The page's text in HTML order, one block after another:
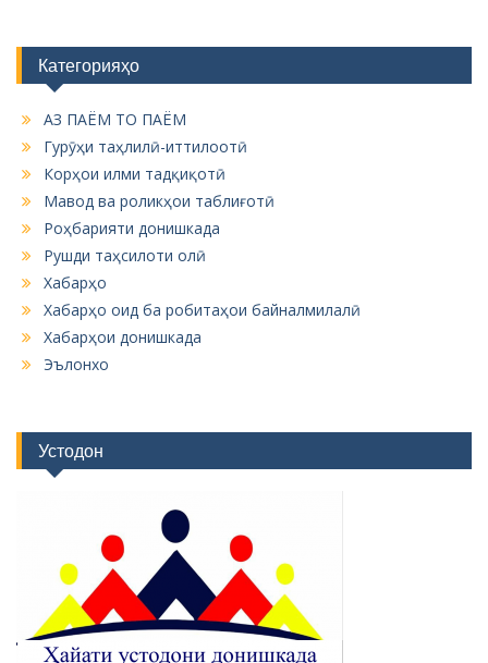
Категорияҳо
АЗ ПАЁМ ТО ПАЁМ
Гурӯҳи таҳлилӣ-иттилоотӣ
Корҳои илми тадқиқотӣ
Мавод ва роликҳои таблиғотӣ
Роҳбарияти донишкада
Рушди таҳсилоти олӣ
Хабарҳо
Хабарҳо оид ба робитаҳои байналмилалӣ
Хабарҳои донишкада
Эълонхо
Устодон